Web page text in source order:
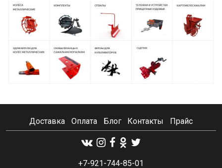
Доставка Оплата Блог Контакты Прайс
+7-921-744-85-01